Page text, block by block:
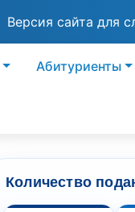
Версия сайта для
Абитуриенты
Количество